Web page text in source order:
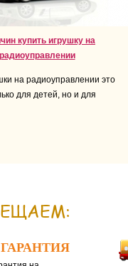
купить игрушку на
радиоуправлении
на радиоуправлении это
для детей, но и для
ГАРАНТИЯ